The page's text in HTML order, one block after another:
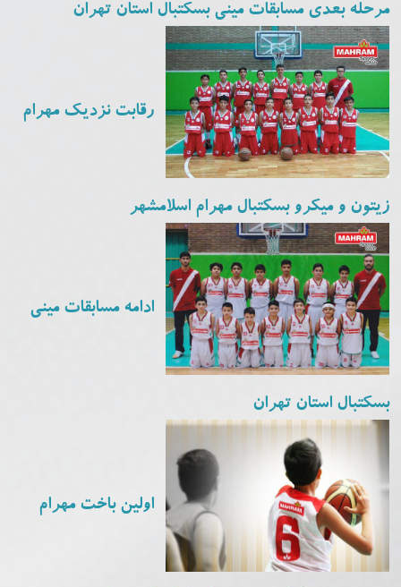
مرحله بعدی مسابقات مینی بسکتبال استان تهران
رقابت نزدیک مهرام
زیتون و میکرو بسکتبال مهرام اسلامشهر
ادامه مسابقات مینی
بسکتبال استان تهران
اولین باخت مهرام